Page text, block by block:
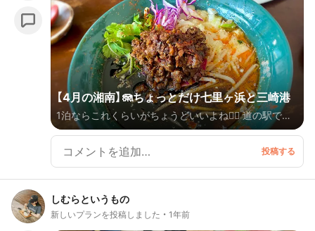
【4月の湘南】🪼ちょっとだけ七里ヶ浜と三崎港
1泊ならこれくらいがちょうどいいよね✌🏻 道の駅でで
かいたけのこ買ったんだけどね煮るの大変だった…た
けのこって可食部少ないのね、、
しむらというもの
新しいプランを投稿しました 1年前